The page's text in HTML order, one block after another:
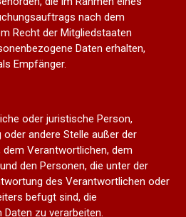
nach dem
Recht der Mitgliedstaaten
Daten erhalten,
Empfänger.
oder juristische Person,
oder andere Stelle außer der
Verantwortlichen, dem
den Personen, die unter der
des Verantwortlichen oder
befugt sind, die
zu verarbeiten.